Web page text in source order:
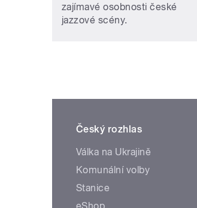
zajímavé osobnosti české
jazzové scény.
Český rozhlas
Válka na Ukrajině
Komunální volby
Stanice
eShop